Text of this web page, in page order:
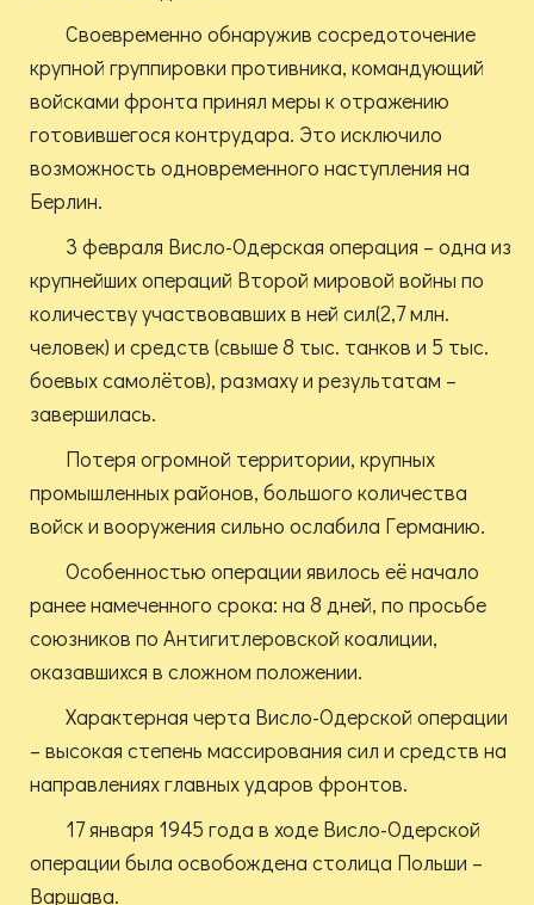
Своевременно обнаружив сосредоточение
крупной группировки противника, командующий
войсками фронта принял меры к отражению
готовившегося контрудара. Это исключило
возможность одновременного наступления на
Берлин.
3 февраля Висло-Одерская операция – одна из
крупнейших операций Второй мировой войны по
количеству участвовавших в ней сил(2,7 млн.
человек) и средств (свыше 8 тыс. танков и 5 тыс.
боевых самолётов), размаху и результатам –
завершилась.
Потеря огромной территории, крупных
промышленных районов, большого количества
войск и вооружения сильно ослабила Германию.
Особенностью операции явилось её начало
ранее намеченного срока: на 8 дней, по просьбе
союзников по Антигитлеровской коалиции,
оказавшихся в сложном положении.
Характерная черта Висло-Одерской операции
– высокая степень массирования сил и средств на
направлениях главных ударов фронтов.
17 января 1945 года в ходе Висло-Одерской
операции была освобождена столица Польши –
Варшава.